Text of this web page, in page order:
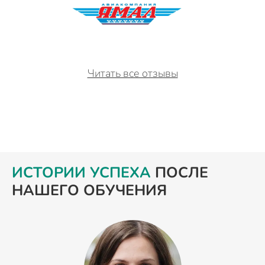
Читать все отзывы
ИСТОРИИ УСПЕХА ПОСЛЕ
НАШЕГО ОБУЧЕНИЯ